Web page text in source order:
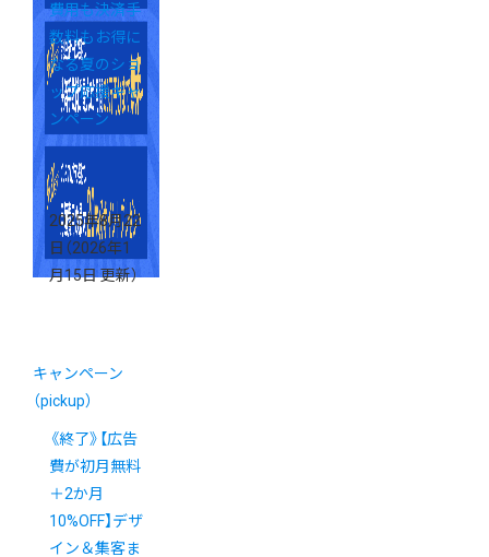
費用も決済手
数料もお得に
なる夏のショ
ップ応援キャ
ンペーン
2025年8月22
日 （2026年1
月15日 更新）
キャンペーン
（pickup）
《終了》【広告
費が初月無料
＋2か月
10%OFF】デザ
イン＆集客ま